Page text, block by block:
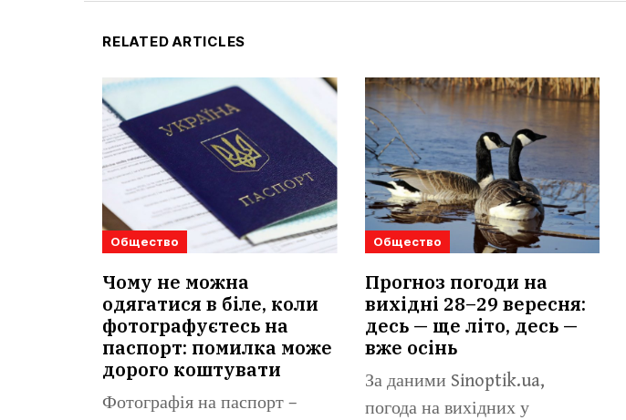
RELATED ARTICLES
Общество
Чому не можна
одягатися в біле, коли
фотографуєтесь на
паспорт: помилка може
дорого коштувати
Фотографія на паспорт –
Общество
Прогноз погоди на
вихідні 28–29 вересня:
десь — ще літо, десь —
вже осінь
За даними Sinoptik.ua,
погода на вихідних у